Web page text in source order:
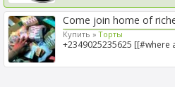
Come join home of
Купить » Tорты
+2349025235625 [[#where